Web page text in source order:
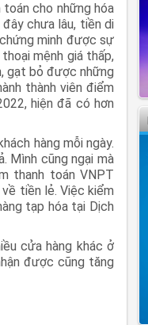
cho những hóa
chưa lâu, tiền di
minh được sự
mệnh giá thấp,
gạt bỏ được những
thành viên điểm
hiện đã có hơn
hàng mỗi ngày.
Mình cũng ngại mà
thanh toán VNPT
tiền lẻ. Việc kiểm
tạp hóa tại Dịch
cửa hàng khác ở
được cũng tăng